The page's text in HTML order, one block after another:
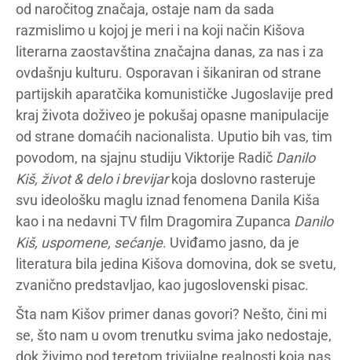
od naročitog značaja, ostaje nam da sada
razmislimo u kojoj je meri i na koji način Kišova
literarna zaostavština značajna danas, za nas i za
ovdašnju kulturu. Osporavan i šikaniran od strane
partijskih aparatčika komunističke Jugoslavije pred
kraj života doživeo je pokušaj opasne manipulacije
od strane domaćih nacionalista. Uputio bih vas, tim
povodom, na sjajnu studiju Viktorije Radič Danilo
Kiš, život & delo i brevijarkoja doslovno rasteruje
svu ideološku maglu iznad fenomena Danila Kiša
kao i na nedavni TV film Dragomira Zupanca Danilo
Kiš, uspomene, sećanje. Uviđamo jasno, da je
literatura bila jedina Kišova domovina, dok se svetu,
zvanično predstavljao, kao jugoslovenski pisac.
Šta nam Kišov primer danas govori? Nešto, čini mi
se, što nam u ovom trenutku svima jako nedostaje,
dok živimo pod teretom trivijalne realnosti koja nas